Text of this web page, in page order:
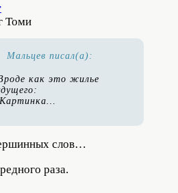
Томи
Мальцев писал(а):
как это жилье
слов…
раза.